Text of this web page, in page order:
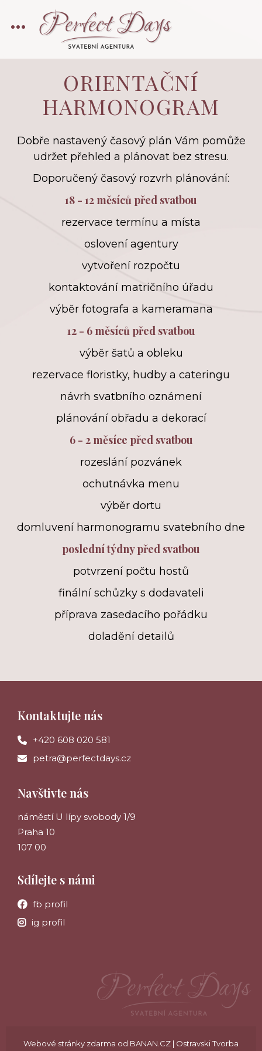
ORIENTAČNÍ
HARMONOGRAM
Dobře nastavený časový plán Vám pomůže
udržet přehled a plánovat bez stresu.
Doporučený časový rozvrh plánování:
18 - 12 měsíců před svatbou
rezervace termínu a místa
oslovení agentury
vytvoření rozpočtu
kontaktování matričního úřadu
výběr fotografa a kameramana
12 - 6 měsíců před svatbou
výběr šatů a obleku
rezervace floristky, hudby a cateringu
návrh svatbního oznámení
plánování obřadu a dekorací
6 - 2 měsíce před svatbou
rozeslání pozvánek
ochutnávka menu
výběr dortu
domluvení harmonogramu svatebního dne
poslední týdny před svatbou
potvrzení počtu hostů
finální schůzky s dodavateli
příprava zasedacího pořádku
doladění detailů
Kontaktujte nás
+420 608 020 581
petra@perfectdays.cz
Navštivte nás
náměstí U lípy svobody 1/9
Praha 10
107 00
Sdílejte s námi
fb profil
ig profil
Webové stránky zdarma od BANAN.CZ | Ostravski Tvorba